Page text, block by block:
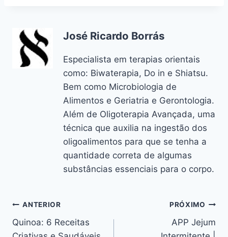
José Ricardo Borrás
Especialista em terapias orientais
como: Biwaterapia, Do in e Shiatsu.
Bem como Microbiologia de
Alimentos e Geriatria e Gerontologia.
Além de Oligoterapia Avançada, uma
técnica que auxilia na ingestão dos
oligoalimentos para que se tenha a
quantidade correta de algumas
substâncias essenciais para o corpo.
Navegação
de
ANTERIOR
Quinoa: 6 Receitas
PRÓXIMO
APP Jejum